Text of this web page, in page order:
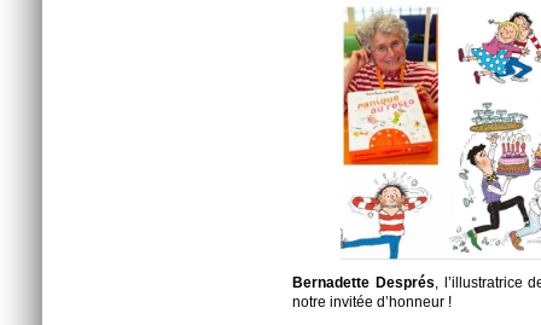
Bernadette Després, l’illustratrice
notre invitée d’honneur !